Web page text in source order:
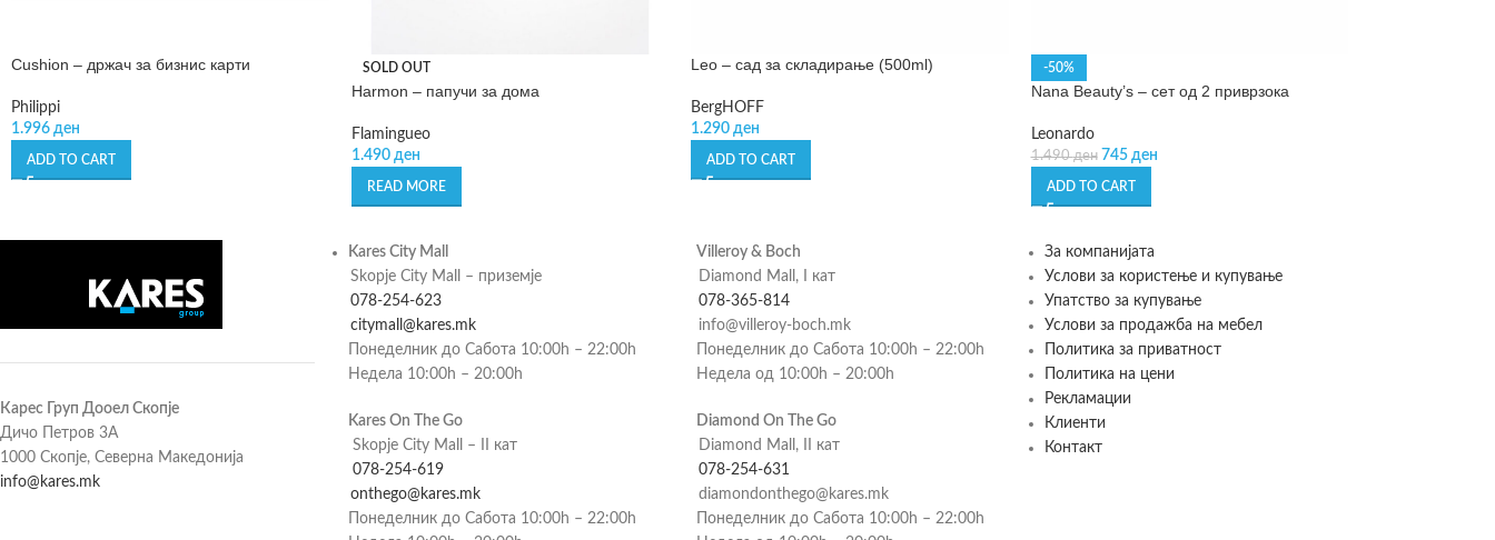
Cushion – држач за бизнис карти
Philippi
1.996 ден
ADD TO CART
SOLD OUT
Harmon – папучи за дома
Flamingueo
1.490 ден
READ MORE
Leo – сад за складирање (500ml)
BergHOFF
1.290 ден
ADD TO CART
-50%
Nana Beauty’s – сет од 2 приврзока
Leonardo
1.490ден 745 ден
ADD TO CART
Карес Груп Дооел Скопје
Дичо Петров 3А
1000 Скопје, Северна Македонија
info@kares.mk
Kares City Mall
Skopje City Mall – приземје
078-254-623
citymall@kares.mk
Понеделник до Сабота 10:00h – 22:00h
Недела 10:00h – 20:00h
Kares On The Go
Skopje City Mall – II кат
078-254-619
onthego@kares.mk
Понеделник до Сабота 10:00h – 22:00h
Villeroy & Boch
Diamond Mall, I кат
078-365-814
info@villeroy-boch.mk
Понеделник до Сабота 10:00h – 22:00h
Недела од 10:00h – 20:00h
Diamond On The Go
Diamond Mall, II кат
078-254-631
diamondonthego@kares.mk
Понеделник до Сабота 10:00h – 22:00h
За компанијата
Услови за користење и купување
Упатство за купување
Услови за продажба на мебел
Политика за приватност
Политика на цени
Рекламации
Клиенти
Контакт